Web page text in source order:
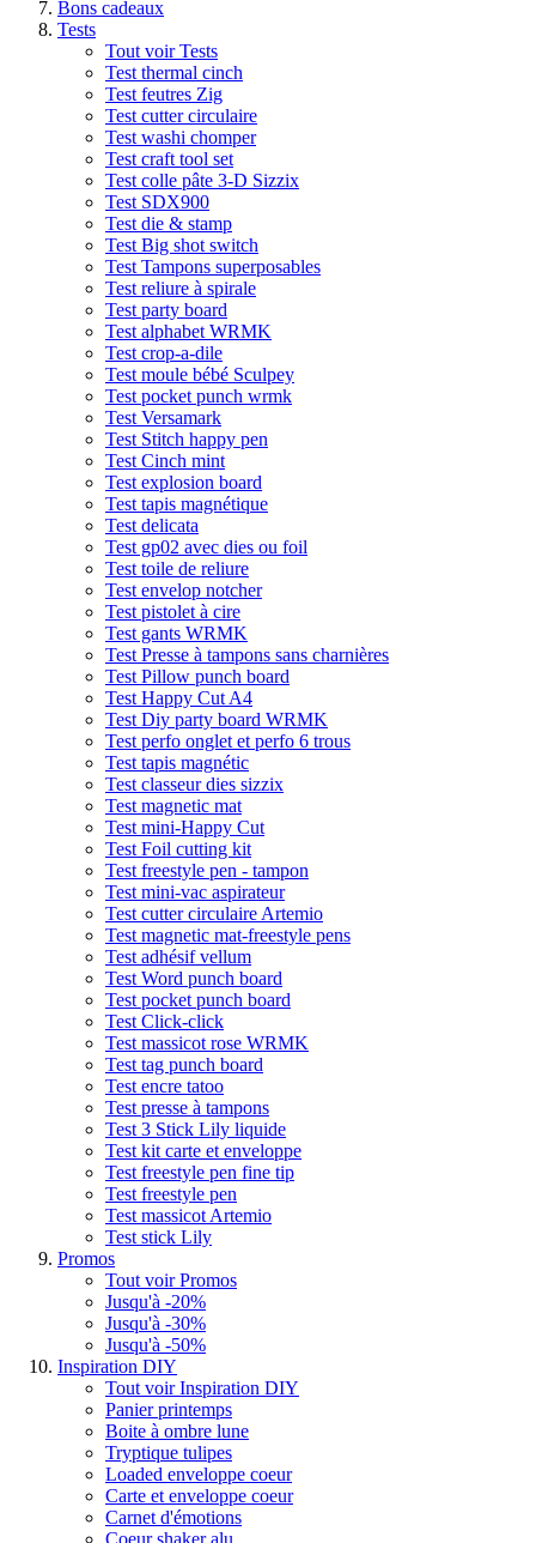
Bons cadeaux
Tests
Tout voir Tests
Test thermal cinch
Test feutres Zig
Test cutter circulaire
Test washi chomper
Test craft tool set
Test colle pâte 3-D Sizzix
Test SDX900
Test die & stamp
Test Big shot switch
Test Tampons superposables
Test reliure à spirale
Test party board
Test alphabet WRMK
Test crop-a-dile
Test moule bébé Sculpey
Test pocket punch wrmk
Test Versamark
Test Stitch happy pen
Test Cinch mint
Test explosion board
Test tapis magnétique
Test delicata
Test gp02 avec dies ou foil
Test toile de reliure
Test envelop notcher
Test pistolet à cire
Test gants WRMK
Test Presse à tampons sans charnières
Test Pillow punch board
Test Happy Cut A4
Test Diy party board WRMK
Test perfo onglet et perfo 6 trous
Test tapis magnétic
Test classeur dies sizzix
Test magnetic mat
Test mini-Happy Cut
Test Foil cutting kit
Test freestyle pen - tampon
Test mini-vac aspirateur
Test cutter circulaire Artemio
Test magnetic mat-freestyle pens
Test adhésif vellum
Test Word punch board
Test pocket punch board
Test Click-click
Test massicot rose WRMK
Test tag punch board
Test encre tatoo
Test presse à tampons
Test 3 Stick Lily liquide
Test kit carte et enveloppe
Test freestyle pen fine tip
Test freestyle pen
Test massicot Artemio
Test stick Lily
Promos
Tout voir Promos
Jusqu'à -20%
Jusqu'à -30%
Jusqu'à -50%
Inspiration DIY
Tout voir Inspiration DIY
Panier printemps
Boite à ombre lune
Tryptique tulipes
Loaded enveloppe coeur
Carte et enveloppe coeur
Carnet d'émotions
Coeur shaker alu